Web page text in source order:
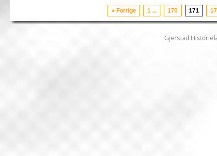
« Forrige 1 ... 170 171
Gjerstad